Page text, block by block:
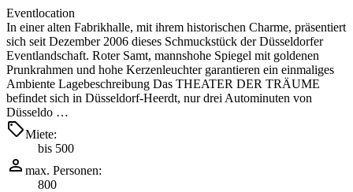
Eventlocation
In einer alten Fabrikhalle, mit ihrem historischen Charme, präsentiert
sich seit Dezember 2006 dieses Schmuckstück der Düsseldorfer
Eventlandschaft. Roter Samt, mannshohe Spiegel mit goldenen
Prunkrahmen und hohe Kerzenleuchter garantieren ein einmaliges
Ambiente Lagebeschreibung Das THEATER DER TRÄUME
befindet sich in Düsseldorf-Heerdt, nur drei Autominuten von
Düsseldo …
Miete:
bis 500
max. Personen:
800